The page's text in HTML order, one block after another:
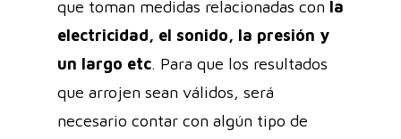
que toman medidas relacionadas con la
electricidad, el sonido, la presión y
un largo etc. Para que los resultados
que arrojen sean válidos, será
necesario contar con algún tipo de